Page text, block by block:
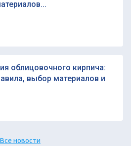
облицовочного кирпича:
выбор материалов и
Все новости